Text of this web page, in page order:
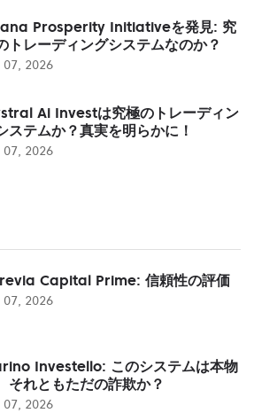
Prosperity Initiativeを発見: 究
トレーディングシステムなのか？
07, 2026
Ai Investは究極のトレーディン
ステムか？真実を明らかに！
07, 2026
Capital Prime: 信頼性の評価
07, 2026
Investello: このシステムは本物
それともただの詐欺か？
07, 2026